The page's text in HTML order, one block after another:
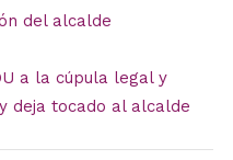
del alcalde
a la cúpula legal y
deja tocado al alcalde